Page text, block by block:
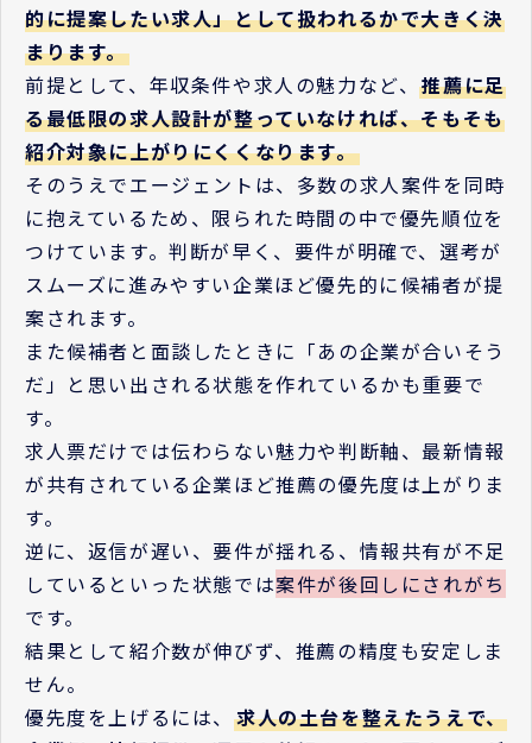
的に提案したい求人」として扱われるかで大きく決
まります。
前提として、年収条件や求人の魅力など、推薦に足
る最低限の求人設計が整っていなければ、そもそも
紹介対象に上がりにくくなります。
そのうえでエージェントは、多数の求人案件を同時
に抱えているため、限られた時間の中で優先順位を
つけています。判断が早く、要件が明確で、選考が
スムーズに進みやすい企業ほど優先的に候補者が提
案されます。
また候補者と面談したときに「あの企業が合いそう
だ」と思い出される状態を作れているかも重要で
す。
求人票だけでは伝わらない魅力や判断軸、最新情報
が共有されている企業ほど推薦の優先度は上がりま
す。
逆に、返信が遅い、要件が揺れる、情報共有が不足
しているといった状態では案件が後回しにされがち
です。
結果として紹介数が伸びず、推薦の精度も安定しま
せん。
優先度を上げるには、 求人の土台を整えたうえで、